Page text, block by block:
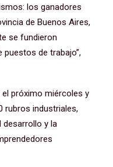
los ganadores
de Buenos Aires,
se fundieron
puestos de trabajo”,
próximo miércoles y
rubros industriales,
desarrollo y la